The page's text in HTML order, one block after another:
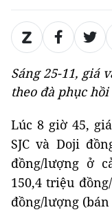
Sáng 25-11, giá
theo đà phục
Lúc 8 giờ 45,
SJC và Doji
đồng/lượng ở
150,4 triệu
đồng/lượng (bán